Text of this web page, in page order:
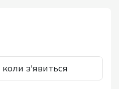
з'явиться